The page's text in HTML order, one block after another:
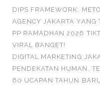
DIPS FRAMEWORK:
AGENCY JAKARTA
PP RAMADHAN 2026
VIRAL BANGET!
DIGITAL MARKETING
PENDEKATAN HUMAN,
60 UCAPAN TAHUN